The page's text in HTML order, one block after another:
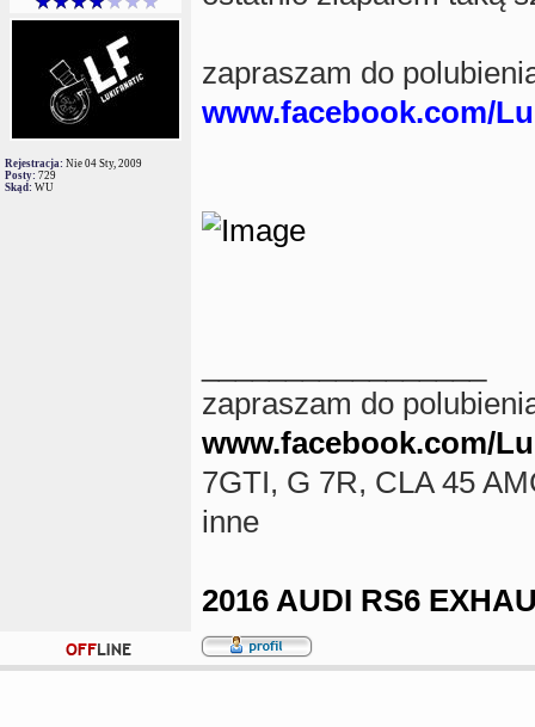
Rejestracja: Nie 04 Sty, 2009
Posty: 729
Skąd: WU
zapraszam do
www.facebook.com/
zapraszam do
www.facebook.com/
7GTI, G 7R, CLA 45
inne
2016 AUDI RS6